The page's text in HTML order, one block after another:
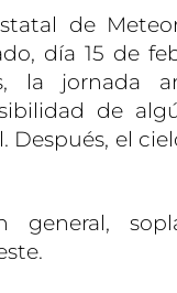
de
día 15 de
la jornada
de
Después, el
general,